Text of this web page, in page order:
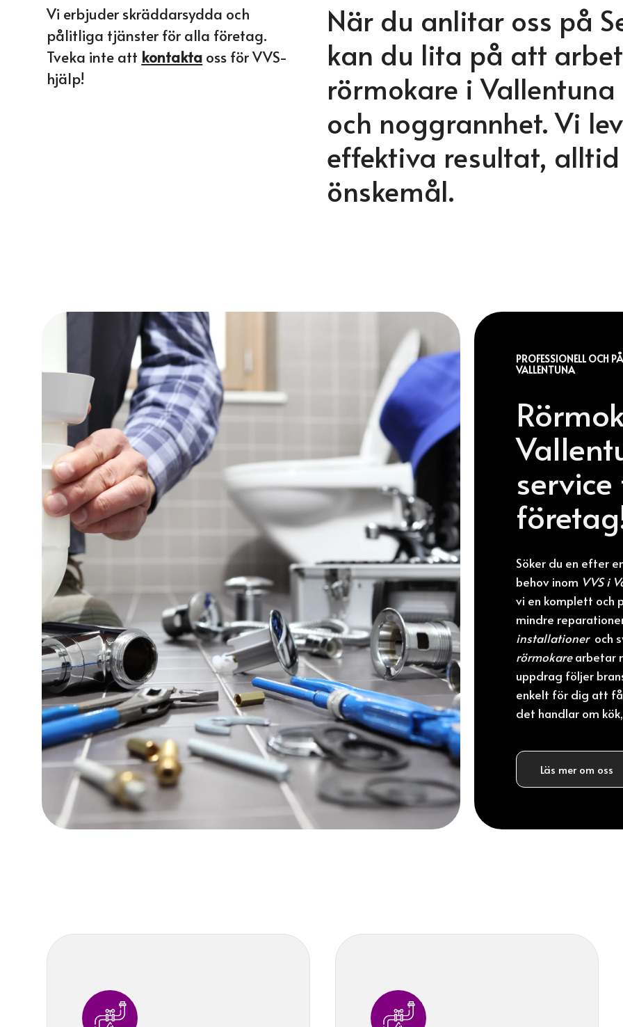
Vi erbjuder skräddarsydda och
pålitliga tjänster för alla företag.
Tveka inte att kontakta oss för VVS-
hjälp!
När du anlitar oss på
kan du lita på att
rörmokare i
och noggrannhet. Vi
effektiva resultat,
önskemål.
PROFESSIONELL OCH
VALLENTUNA
Söker du en efter
behov inom VVS i
vi en komplett och
mindre
installationer och
rörmokarearbetar
uppdrag följer
enkelt för dig att
det handlar om
Läs mer om oss